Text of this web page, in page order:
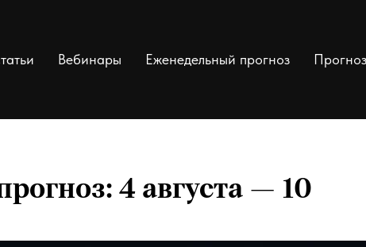
Вебинары Еженедельный прогноз
4 августа — 10